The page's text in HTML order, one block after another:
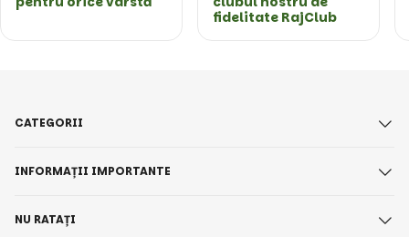
fidelitate RajClub
CATEGORII
INFORMAȚII IMPORTANTE
NU RATAȚI